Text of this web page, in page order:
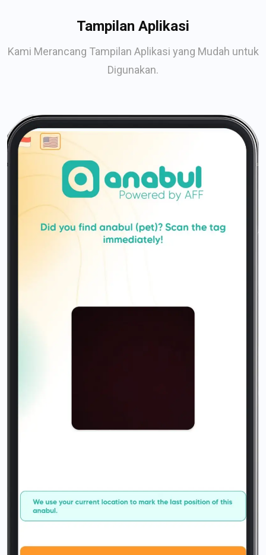
Tampilan Aplikasi
Kami Merancang Tampilan Aplikasi yang Mudah untuk
Digunakan.